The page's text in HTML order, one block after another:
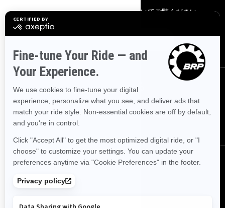
最新のニュース、イベント、特典についてご覧ください。
フォローする